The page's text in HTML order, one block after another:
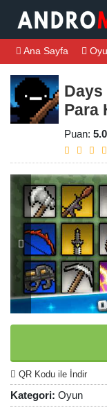
Ana Sayfa
Para
Puan:
QR Kodu ile İndir
Kategori: Oyun